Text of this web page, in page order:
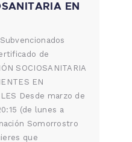
EN
de
SOCIOSANITARIA
EN
Desde marzo de
(de lunes a
Somorrostro
que